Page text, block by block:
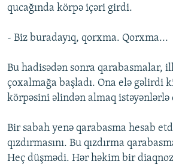
qucağında körpə içəri girdi.
- Biz buradayıq, qorxma. Qorxma...
Bu hadisədən sonra qarabasmalar,
çoxalmağa başladı. Ona elə gəlirdi
körpəsini əlindən almaq istəyənlərlə
Bir sabah yenə qarabasma hesab
qızdırmasını. Bu qızdırma
Heç düşmədi. Hər həkim bir